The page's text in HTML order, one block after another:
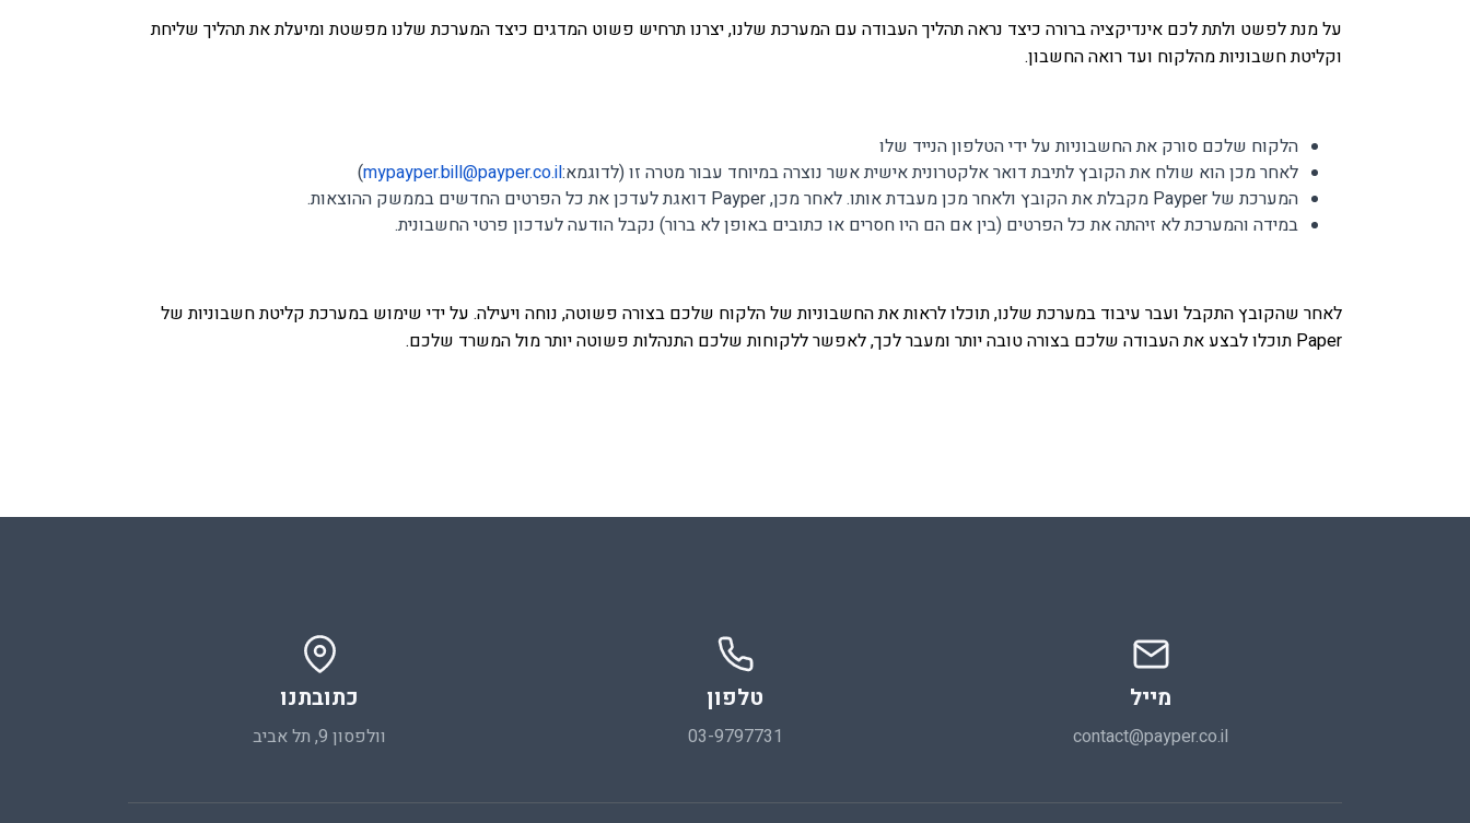
על מנת לפשט ולתת לכם אינדיקציה ברורה כיצד נראה תהליך העבודה עם המערכת שלנו, יצרנו תרחיש פשוט המדגים כיצד המערכת שלנו מפשטת ומיעלת את תהליך שליחת
וקליטת חשבוניות מהלקוח ועד רואה החשבון.
הלקוח שלכם סורק את החשבוניות על ידי הטלפון הנייד שלו
לאחר מכן הוא שולח את הקובץ לתיבת דואר אלקטרונית אישית אשר נוצרה במיוחד עבור מטרה זו (לדוגמא:mypayper.bill@payper.co.il
)
המערכת של Payper מקבלת את הקובץ ולאחר מכן מעבדת אותו. לאחר מכן, Payper דואגת לעדכן את כל הפרטים החדשים בממשק ההוצאות.
במידה והמערכת לא זיהתה את כל הפרטים (בין אם הם היו חסרים או כתובים באופן לא ברור) נקבל הודעה לעדכון פרטי החשבונית.
לאחר שהקובץ התקבל ועבר עיבוד במערכת שלנו, תוכלו לראות את החשבוניות של הלקוח שלכם בצורה פשוטה, נוחה ויעילה. על ידי שימוש במערכת קליטת חשבוניות של
Paper תוכלו לבצע את העבודה שלכם בצורה טובה יותר ומעבר לכך, לאפשר ללקוחות שלכם התנהלות פשוטה יותר מול המשרד שלכם.
מייל
contact@payper.co.il
טלפון
03-9797731
כתובתנו
וולפסון 9, תל אביב